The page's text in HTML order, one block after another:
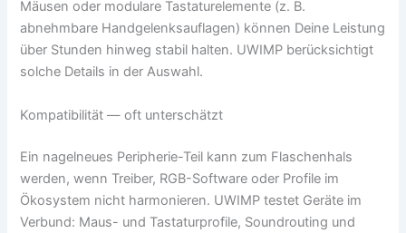
Mäusen oder modulare Tastaturelemente (z. B.
abnehmbare Handgelenksauflagen) können Deine Leistung
über Stunden hinweg stabil halten. UWIMP berücksichtigt
solche Details in der Auswahl.
Kompatibilität — oft unterschätzt
Ein nagelneues Peripherie-Teil kann zum Flaschenhals
werden, wenn Treiber, RGB-Software oder Profile im
Ökosystem nicht harmonieren. UWIMP testet Geräte im
Verbund: Maus- und Tastaturprofile, Soundrouting und